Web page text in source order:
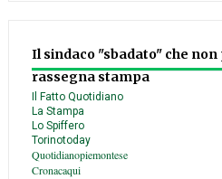
Il sindaco "sbadato" che non
rassegna stampa
Il Fatto Quotidiano
La Stampa
Lo Spiffero
Torinotoday
Quotidianopiemontese
Cronacaqui